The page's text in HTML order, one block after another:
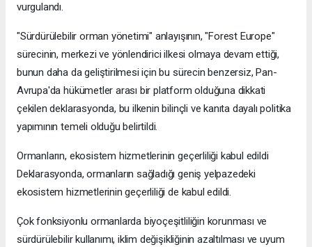
vurgulandı.
"Sürdürülebilir orman yönetimi" anlayışının, "Forest Europe"
sürecinin, merkezi ve yönlendirici ilkesi olmaya devam ettiği,
bunun daha da geliştirilmesi için bu sürecin benzersiz, Pan-
Avrupa'da hükümetler arası bir platform olduğuna dikkati
çekilen deklarasyonda, bu ilkenin bilinçli ve kanıta dayalı politika
yapımının temeli olduğu belirtildi.
Ormanların, ekosistem hizmetlerinin geçerliliği kabul edildi
Deklarasyonda, ormanların sağladığı geniş yelpazedeki
ekosistem hizmetlerinin geçerliliği de kabul edildi.
Çok fonksiyonlu ormanlarda biyoçeşitliliğin korunması ve
sürdürülebilir kullanımı, iklim değişikliğinin azaltılması ve uyum